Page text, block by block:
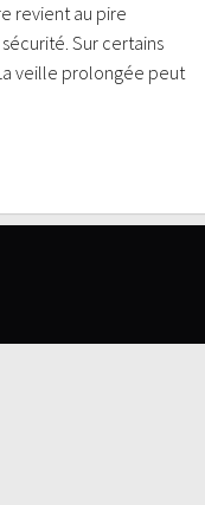
revient au pire
Sur certains
veille prolongée peut